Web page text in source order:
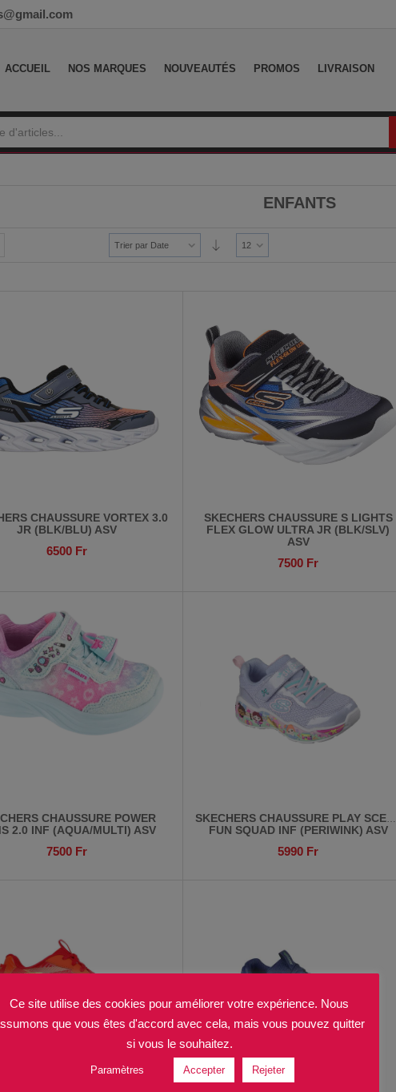
ACCUEIL NOS MARQUES NOUVEAUTÉS PROMOS LIVRAISON
ENFANTS
Trier par Date 12
CHAUSSURE VORTEX 3.0
JR (BLK/BLU) ASV
6500 Fr
SKECHERS CHAUSSURE S LIGHTS
FLEX GLOW ULTRA JR (BLK/SLV)
ASV
7500 Fr
CHAUSSURE POWER
2.0 INF (AQUA/MULTI) ASV
7500 Fr
SKECHERS CHAUSSURE PLAY SCENE
FUN SQUAD INF (PERIWINK) ASV
5990 Fr
Ce site utilise des cookies pour améliorer votre expérience. Nous
que vous êtes d'accord avec cela, mais vous pouvez quitter
si vous le souhaitez.
Paramètres Accepter Rejeter